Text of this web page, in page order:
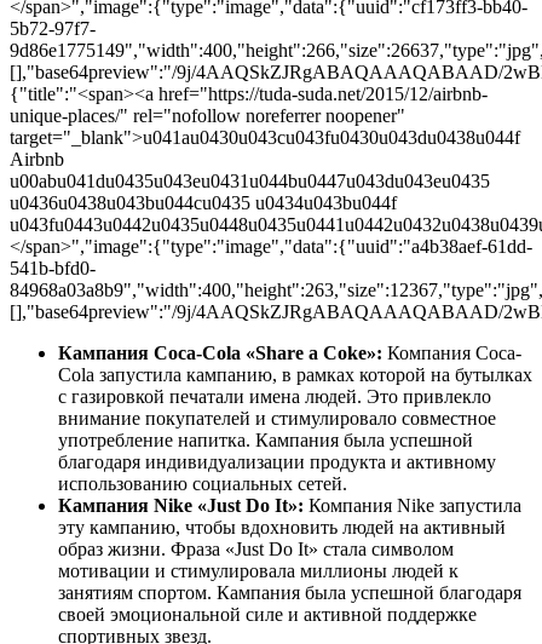
</span>","image":{"type":"image","data":{"uuid":"cf173ff3-bb40-
5b72-97f7-
[],"base64preview":"/9j/4AAQSkZJRgABAQAAAQABAAD/
{"title":"<span><a href="https://tuda-suda.net/2015/12/airbnb-
unique-places/" rel="nofollow noreferrer noopener"
target="_blank">u041au0430u043cu043fu0430u043du0438u044f
Airbnb
u00abu041du0435u043eu0431u044bu0447u043du043eu0435
u0436u0438u043bu044cu0435 u0434u043bu044f
</span>","image":{"type":"image","data":{"uuid":"a4b38aef-61dd-
541b-bfd0-
[],"base64preview":"/9j/4AAQSkZJRgABAQAAAQABAAD/
Кампания Coca-Cola «Share a Coke»: Компания Coca-
Cola запустила кампанию, в рамках которой на бутылках
с газировкой печатали имена людей. Это привлекло
внимание покупателей и стимулировало совместное
употребление напитка. Кампания была успешной
благодаря индивидуализации продукта и активному
использованию социальных сетей.
Кампания Nike «Just Do It»: Компания Nike запустила
эту кампанию, чтобы вдохновить людей на активный
образ жизни. Фраза «Just Do It» стала символом
мотивации и стимулировала миллионы людей к
занятиям спортом. Кампания была успешной благодаря
своей эмоциональной силе и активной поддержке
спортивных звезд.